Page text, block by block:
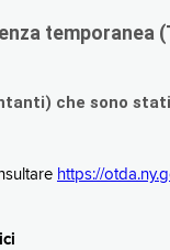
che sono
https://